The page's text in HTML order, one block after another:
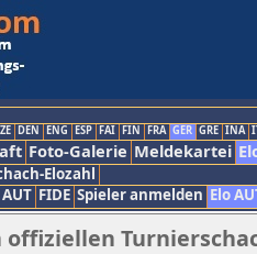
DEN ENG ESP FAI FIN FRA GER GRE INA
Foto-Galerie Meldekartei
Elozahl
FIDE Spieler anmelden Elo